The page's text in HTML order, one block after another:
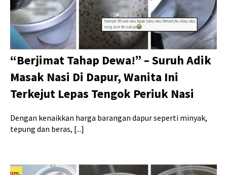
“Berjimat Tahap Dewa!” – Suruh Adik
Masak Nasi Di Dapur, Wanita Ini
Terkejut Lepas Tengok Periuk Nasi
Dengan kenaikkan harga barangan dapur seperti minyak,
tepung dan beras, [...]